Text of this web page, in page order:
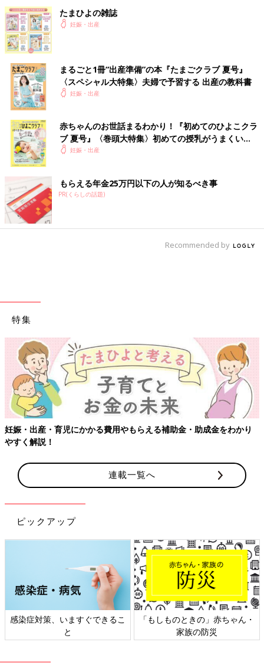
たまひよの雑誌
妊娠・出産
まるごと1冊“出産準備”の本『たまごクラブ 夏号』
〈スペシャル大特集〉夫婦で予習する 出産の教科書
妊娠・出産
赤ちゃんのお世話まるわかり！『初めてのひよこクラ
ブ 夏号』〈巻頭大特集〉初めての授乳がうまくい
く！ おっぱい・ミルクの基本と夏のトラブル 解決テ
妊娠・出産
もらえる年金25万円以下の人が知るべき事
PR(くらしの話題)
Recommended by
特集
妊娠・出産・育児にかかる費用やもらえる補助金・助成金をわかり
やすく解説！
連載一覧へ
ピックアップ
感染症対策、いますぐできるこ
と
「もしものときの」赤ちゃん・
家族の防災